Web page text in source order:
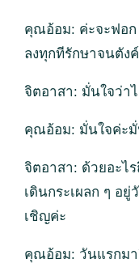
คุณอ้อม: ค่ะจะฟอก
ลงทุกทีรักษาจนตัง
จิตอาสา: มั่นใจว่า
คุณอ้อม: มั่นใจค่ะ
จิตอาสา: ด้วยอะไ
เดินกระเผลก ๆ อ
เชิญค่ะ
คุณอ้อม: วันแรกมา